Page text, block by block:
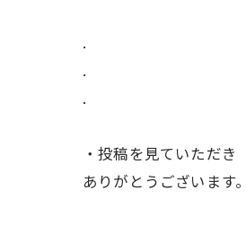
.
.
.
・投稿を見ていただき
ありがとうございます。